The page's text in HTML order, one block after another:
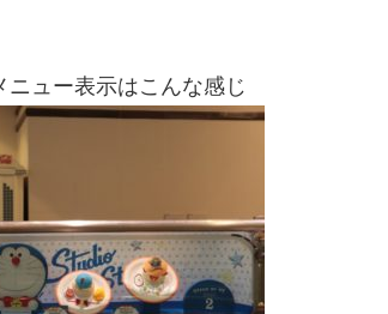
ニュー表示はこんな感じ